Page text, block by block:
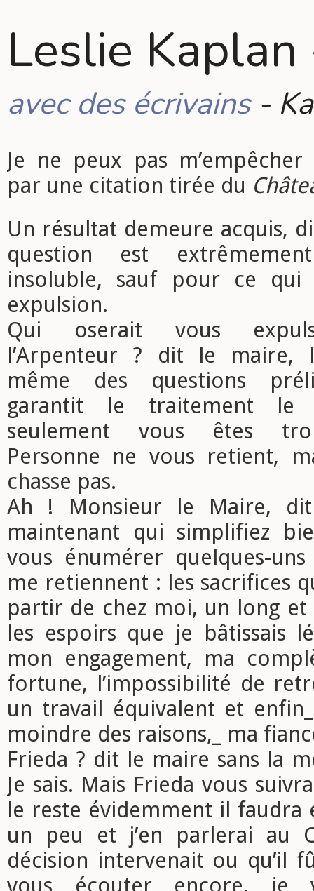
Leslie
avec des écrivains-
Je ne peux pas
par une citation tirée du
Un résultat demeure acquis,
question est
insoluble, sauf pour ce
expulsion.
Qui oserait vous
l’Arpenteur ? dit le maire,
même des questions
garantit le traitement le
seulement vous êtes
Personne ne vous retient,
chasse pas.
Ah ! Monsieur le Maire, dit
maintenant qui simplifiez
vous énumérer quelques-
me retiennent : les sacrifices
partir de chez moi, un long et
les espoirs que je bâtissais
mon engagement, ma
fortune, l’impossibilité de
un travail équivalent et
moindre des raisons,_ ma
Frieda ? dit le maire sans la
Je sais. Mais Frieda vous
le reste évidemment il faudra
un peu et j’en parlerai au
décision intervenait ou qu’il
vous écouter encore, je